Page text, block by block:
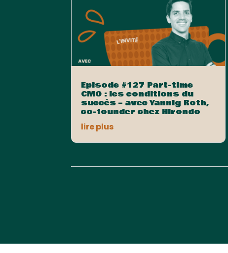
Episode #127 Part-time
CMO : les conditions du
succès – avec Yannig Roth,
co-founder chez Hirondo
lire plus